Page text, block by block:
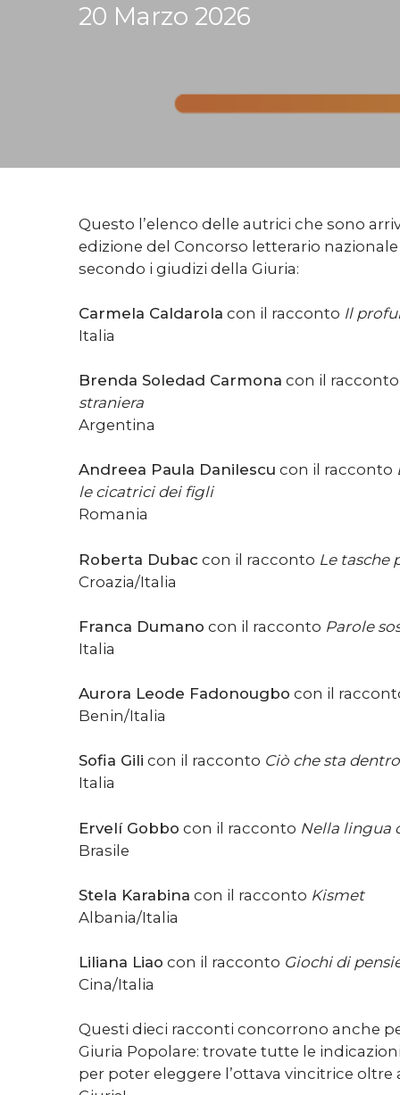
20 Marzo 2026
Questo l’elenco delle autrici che sono
edizione del Concorso letterario
secondo i giudizi della Giuria:
Carmela Caldarola con il racconto Il
Italia
Brenda Soledad Carmona con il racconto
straniera
Argentina
Andreea Paula Danilescu con il racconto
le cicatrici dei figli
Romania
Roberta Dubac con il racconto Le tasche
Croazia/Italia
Franca Dumano con il racconto Parole
Italia
Aurora Leode Fadonougbo con il
Benin/Italia
Sofia Gili con il racconto Ciò che sta dentro
Italia
Ervelí Gobbo con il racconto Nella lingua
Brasile
Stela Karabina con il racconto Kismet
Albania/Italia
Liliana Liao con il racconto Giochi di
Cina/Italia
Questi dieci racconti concorrono anche
Giuria Popolare: trovate tutte le
per poter eleggere l’ottava vincitrice oltre